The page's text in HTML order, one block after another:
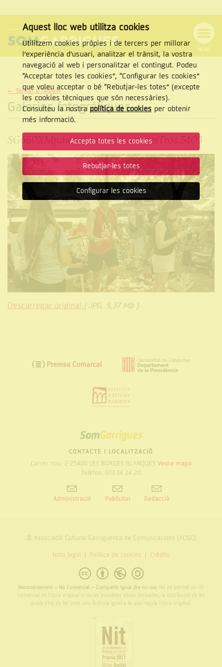
NAVEGACIÓ
MENÚ
Cercar
CERCAR
← Tornar a l'àlbum
Galeries fotogràfiques
SG660XMjunedaConcursCassolesTros 5403
Descarregar original ( JPG, 5,37 Mb )
SOM
GARRIGUES
CONTACTE I LOCALITZACIÓ
Carrer nou, 2 25400 LES BORGES BLANQUES Veure mapa
Telèfon: 973 14 24 20
Administració Publicitat Redacció
© Associació Cultural Garriguenca de Comunicacions (ACGC)
Nota legal Politica de cookies Crèdits
Reconeixement – No Comercial – Compartir Igual (by-nc-sa): No es permet un ús
comercial de l’obra original ni de les possibles obres derivades, la distribució de les
quals s’ha de fer amb una llicència igual a la que regula l’obra original.
Aquest lloc web utilitza cookies
Utilitzem cookies pròpies i de tercers per millorar
l’experiència d’usuari, analitzar el trànsit, la vostra
navegació al web i personalitzar el contingut. Podeu
“Acceptar totes les cookies”, “Configurar les cookies”
que voleu acceptar o bé “Rebutjar-les totes” (excepte
les cookies tècniques que són necessàries).
Consulteu la nostrapolítica de cookiesper obtenir
més informació.
Accepta totes les cookies
Rebutjar-les totes
Configurar les cookies